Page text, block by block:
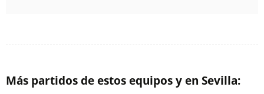
Más partidos de estos equipos y en Sevilla: